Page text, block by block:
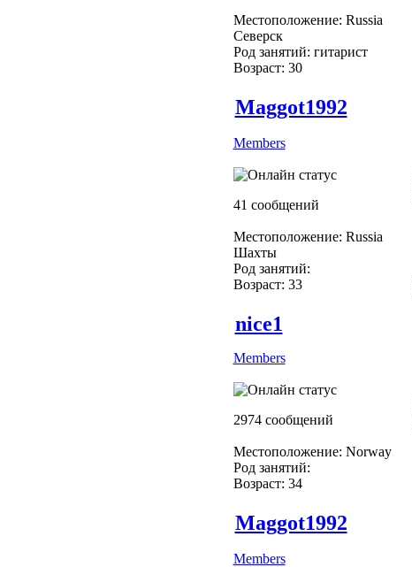
Местоположение: Russia
Северск
Род занятий: гитарист
Возраст: 30
Maggot1992
Members
41 сообщений
Местоположение: Russia
Шахты
Род занятий:
Возраст: 33
nice1
Members
2974 сообщений
Местоположение: Norway
Род занятий:
Возраст: 34
Maggot1992
Members